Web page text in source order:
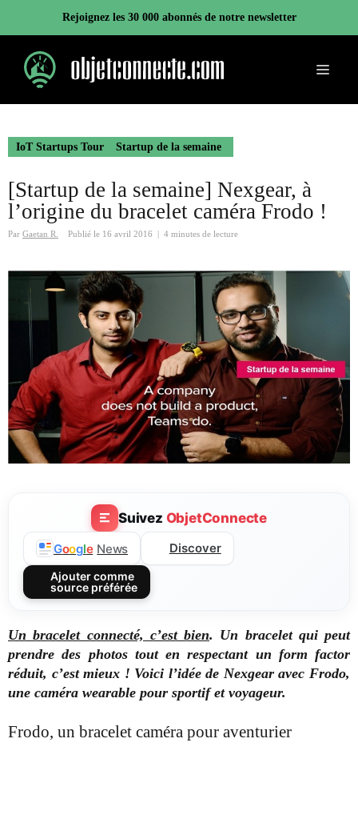
contenu
Rejoignez les 30 000 abonnés de notre newsletter
Menu
IoT Startups Tour Startup de la semaine
[Startup de la semaine] Nexgear, à
l’origine du bracelet caméra Frodo !
Par Gaetan R. Publié le 16 avril 2016 4 minutes de lecture
Suivez ObjetConnecte
Google News Discover
Ajouter comme
source préférée
Un bracelet connecté, c’est bien. Un bracelet qui peut
prendre des photos tout en respectant un form factor
réduit, c’est mieux ! Voici l’idée de Nexgear avec Frodo,
une caméra wearable pour sportif et voyageur.
Frodo, un bracelet caméra pour aventurier